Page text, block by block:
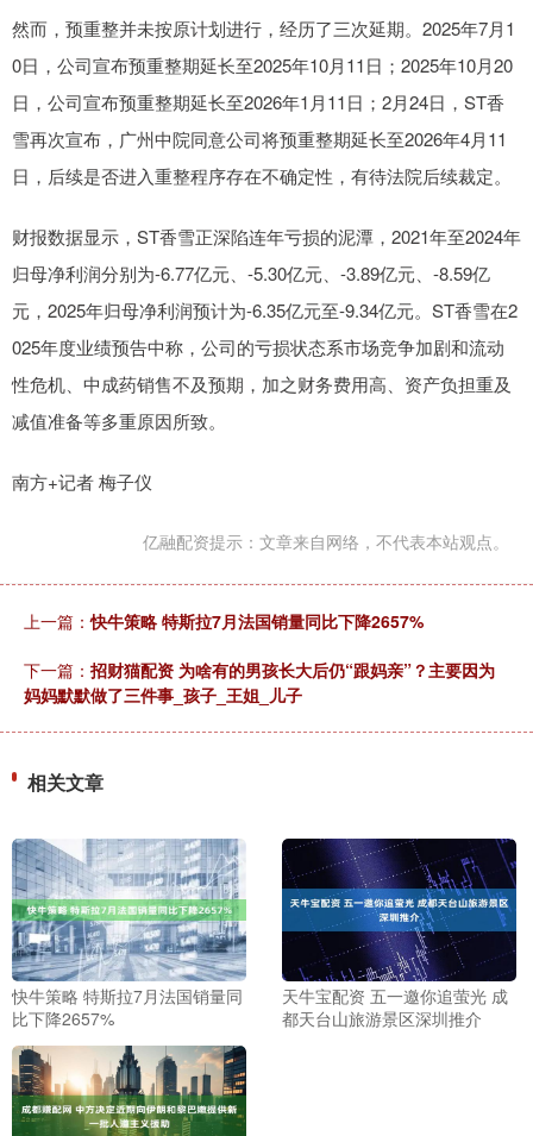
然而，预重整并未按原计划进行，经历了三次延期。2025年7月1
0日，公司宣布预重整期延长至2025年10月11日；2025年10月20
日，公司宣布预重整期延长至2026年1月11日；2月24日，ST香
雪再次宣布，广州中院同意公司将预重整期延长至2026年4月11
日，后续是否进入重整程序存在不确定性，有待法院后续裁定。
财报数据显示，ST香雪正深陷连年亏损的泥潭，2021年至2024年
归母净利润分别为-6.77亿元、-5.30亿元、-3.89亿元、-8.59亿
元，2025年归母净利润预计为-6.35亿元至-9.34亿元。ST香雪在2
025年度业绩预告中称，公司的亏损状态系市场竞争加剧和流动
性危机、中成药销售不及预期，加之财务费用高、资产负担重及
减值准备等多重原因所致。
南方+记者 梅子仪
亿融配资提示：文章来自网络，不代表本站观点。
上一篇：快牛策略 特斯拉7月法国销量同比下降2657%
下一篇： 招财猫配资 为啥有的男孩长大后仍“跟妈亲”？主要因为
妈妈默默做了三件事_孩子_王姐_儿子
相关文章
快牛策略 特斯拉7月法国销量同
比下降2657%
天牛宝配资 五一邀你追萤光 成
都天台山旅游景区深圳推介